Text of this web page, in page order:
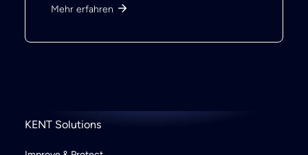
Mehr erfahren
KENT Solutions